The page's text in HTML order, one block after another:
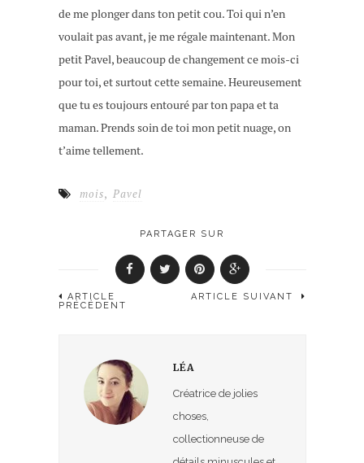
de me plonger dans ton petit cou. Toi qui n’en
voulait pas avant, je me régale maintenant. Mon
petit Pavel, beaucoup de changement ce mois-ci
pour toi, et surtout cette semaine. Heureusement
que tu es toujours entouré par ton papa et ta
maman. Prends soin de toi mon petit nuage, on
t’aime tellement.
mois, Pavel
PARTAGER SUR
ARTICLE
PRÉCÉDENT
ARTICLE SUIVANT
LÉA
Créatrice de jolies
choses,
collectionneuse de